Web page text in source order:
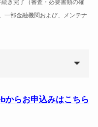
き完了（審査・必要書類の確
一部金融機関および、メンテナ
からお申込みはこちら